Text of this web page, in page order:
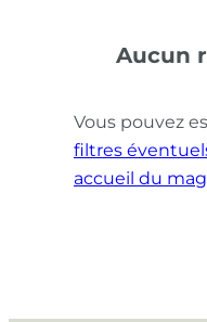
Aucun
Vous pouvez
filtres
accueil du